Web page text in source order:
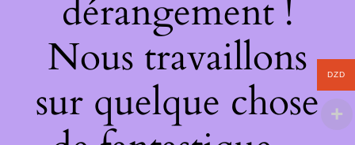
dérangement !
Nous travaillons
sur quelque chose
DZD